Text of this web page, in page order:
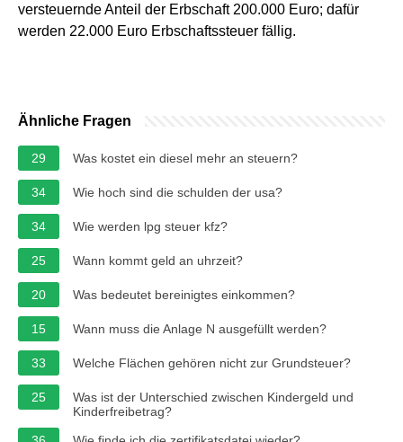
versteuernde Anteil der Erbschaft 200.000 Euro; dafür
werden 22.000 Euro Erbschaftssteuer fällig.
Ähnliche Fragen
29 Was kostet ein diesel mehr an steuern?
34 Wie hoch sind die schulden der usa?
34 Wie werden lpg steuer kfz?
25 Wann kommt geld an uhrzeit?
20 Was bedeutet bereinigtes einkommen?
15 Wann muss die Anlage N ausgefüllt werden?
33 Welche Flächen gehören nicht zur Grundsteuer?
25
Was ist der Unterschied zwischen Kindergeld und
Kinderfreibetrag?